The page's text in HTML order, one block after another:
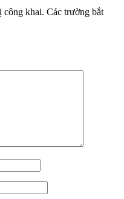
công khai. Các trường bắt